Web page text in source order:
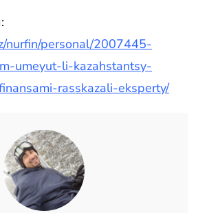
nurfin/personal/2007445-
umeyut-li-kazahstantsy-
rasskazali-eksperty/